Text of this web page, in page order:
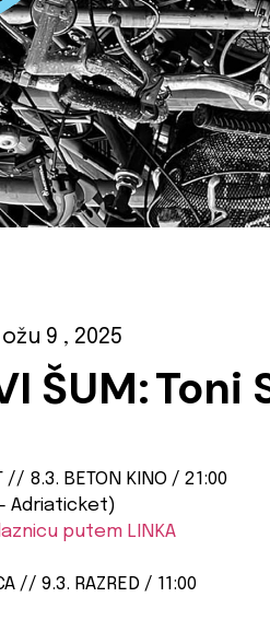
9 , 2025
ŠUM:Toni
// 8.3. BETON KINO / 21:00
Adriaticket)
putem LINKA
// 9.3. RAZRED / 11:00